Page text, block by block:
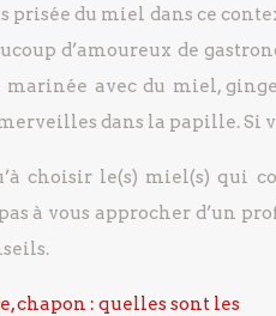
du miel dans ce
d’amoureux de
avec du miel,
dans la papille. Si
choisir le(s) miel(s) qui
à vous approcher d’un
chapon : quelles sont les